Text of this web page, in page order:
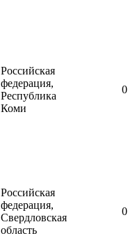
Российская
федерация,
Республика
Коми
0
Российская
федерация,
Свердловская
область
0